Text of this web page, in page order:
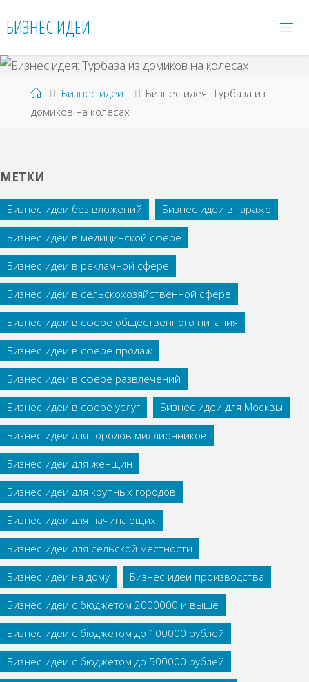
БИЗНЕС ИДЕИ
ГлавнаяБизнес идеи
Бизнес идея: Турбаза из
домиков на колесах
МЕТКИ
Бизнес идеи без вложений
Бизнес идеи в гараже
Бизнес идеи в медицинской сфере
Бизнес идеи в рекламной сфере
Бизнес идеи в сельскохозяйственной сфере
Бизнес идеи в сфере общественного питания
Бизнес идеи в сфере продаж
Бизнес идеи в сфере развлечений
Бизнес идеи в сфере услуг
Бизнес идеи для Москвы
Бизнес идеи для городов миллионников
Бизнес идеи для женщин
Бизнес идеи для крупных городов
Бизнес идеи для начинающих
Бизнес идеи для сельской местности
Бизнес идеи на дому
Бизнес идеи производства
Бизнес идеи с бюджетом 2000000 и выше
Бизнес идеи с бюджетом до 100000 рублей
Бизнес идеи с бюджетом до 500000 рублей